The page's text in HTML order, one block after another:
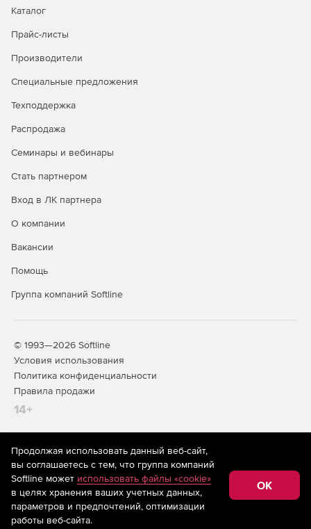
Каталог
Прайс-листы
Производители
Специальные предложения
Техподдержка
Распродажа
Семинары и вебинары
Стать партнером
Вход в ЛК партнера
О компании
Вакансии
Помощь
Группа компаний Softline
© 1993—2026 Softline
Условия использования
Политика конфиденциальности
Правила продажи
14+
На информационном ресурсе store.softline.ru применяются
рекомендательные технологии(информационные технологии
предоставления информации на основе сбора,
систематизации и анализа сведений, относящихся к
предпочтениям пользователей сети «Интернет»,
находящихся на территории Российской Федерации)
Продолжая использовать данный веб-сайт,
вы соглашаетесь с тем, что группа компаний
Softline может использовать файлы «cookie»
в целях хранения ваших учетных данных,
параметров и предпочтений, оптимизации
работы веб-сайта.
OK